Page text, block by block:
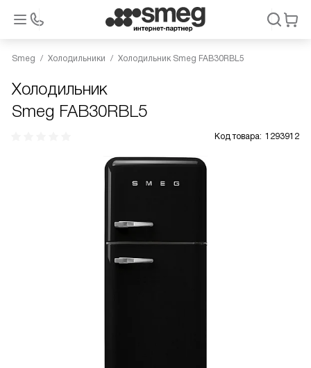
Smeg Холодильники Холодильник Smeg FAB30RBL5
Холодильник
Smeg FAB30RBL5
Код товара: 1293912